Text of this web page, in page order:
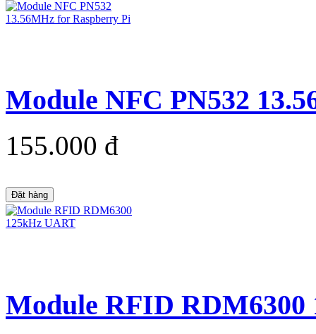
Module NFC PN532
155.000 đ
Đặt hàng
Module RFID RDM6300